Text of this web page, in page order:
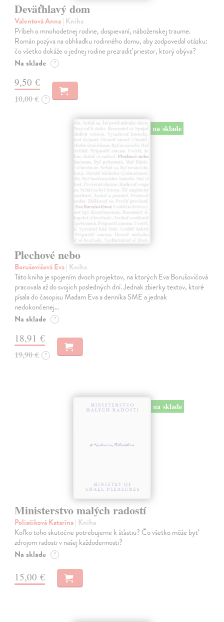
Deväťhlavý dom
Valentová Anna| Kniha
Príbeh o mnohodetnej rodine, dospievaní, náboženskej traume.
Román pozýva na obhliadku rodinného domu, aby zodpovedal otázku:
čo všetko dokáže o jednej rodine prezradiť priestor, ktorý obýva?
Na sklade ?
9,50 €
10,00 € ?
na sklade
Plechové nebo
Borušovičová Eva| Kniha
Táto kniha je spojením dvoch projektov, na ktorých Eva Borušovičová
pracovala až do svojich posledných dní. Jednak zbierky textov, ktoré
písala do časopisu Madam Eva a denníka SME a jednak
nedokončenej…
Na sklade ?
18,91 €
19,90 € ?
na sklade
Ministerstvo malých radostí
Poliačiková Katarína| Kniha
Koľko toho skutočne potrebujeme k šťastiu? Čo všetko môže byť
zdrojom radosti v našej každodennosti?
Na sklade ?
15,00 €